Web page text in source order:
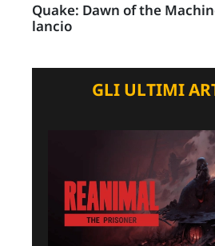
Quake: Dawn of the
lancio
GLI ULTIMI